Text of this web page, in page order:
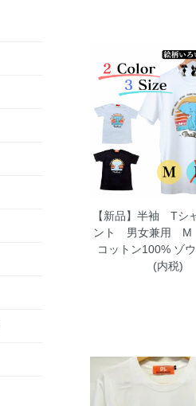
【新品】半袖 Tシ
ント 男女兼用
コットン100% ゾウ
(内税)